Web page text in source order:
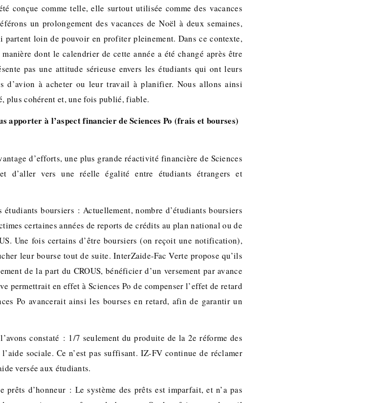
conçue comme telle, elle surtout utilisée comme des vacances
un prolongement des vacances de Noël à deux semaines,
partent loin de pouvoir en profiter pleinement. Dans ce contexte,
dont le calendrier de cette année a été changé après être
pas une attitude sérieuse envers les étudiants qui ont leurs
d’avion à acheter ou leur travail à planifier. Nous allons ainsi
plus cohérent et, une fois publié, fiable.
apporter à l’aspect financier de Sciences Po (frais et bourses)
d’efforts, une plus grande réactivité financière de Sciences
d’aller vers une réelle égalité entre étudiants étrangers et
boursiers : Actuellement, nombre d’étudiants boursiers
certaines années de reports de crédits au plan national ou de
Une fois certains d’être boursiers (on reçoit une notification),
leur bourse tout de suite. InterZaide-Fac Verte propose qu’ils
de la part du CROUS, bénéficier d’un versement par avance
permettrait en effet à Sciences Po de compenser l’effet de retard
Po avancerait ainsi les bourses en retard, afin de garantir un
constaté : 1/7 seulement du produite de la 2e réforme des
sociale. Ce n’est pas suffisant. IZ-FV continue de réclamer
versée aux étudiants.
prêts d’honneur : Le système des prêts est imparfait, et n’a pas